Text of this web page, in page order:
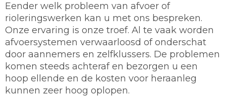
Eender welk probleem van afvoer of
rioleringswerken kan u met ons bespreken.
Onze ervaring is onze troef. Al te vaak worden
afvoersystemen verwaarloosd of onderschat
door aannemers en zelfklussers. De problemen
komen steeds achteraf en bezorgen u een
hoop ellende en de kosten voor heraanleg
kunnen zeer hoog oplopen.